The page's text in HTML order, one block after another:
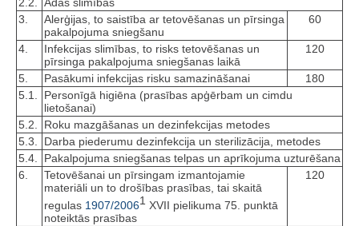
2.2. Ādas slimības
3.
Alerģijas, to saistība ar tetovēšanas un pīrsinga
pakalpojuma sniegšanu
60
4.
Infekcijas slimības, to risks tetovēšanas un
pīrsinga pakalpojuma sniegšanas laikā
120
5. Pasākumi infekcijas risku samazināšanai
180
5.1.
Personīgā higiēna (prasības apģērbam un cimdu
lietošanai)
5.2.
Roku mazgāšanas un dezinfekcijas metodes
5.3.
Darba piederumu dezinfekcija un sterilizācija, metodes
5.4.
Pakalpojuma sniegšanas telpas un aprīkojuma uzturēšana
6.
Tetovēšanai un pīrsingam izmantojamie
materiāli un to drošības prasības, tai skaitā
regulas 1907/20061 XVII pielikuma 75. punktā
noteiktās prasības
120